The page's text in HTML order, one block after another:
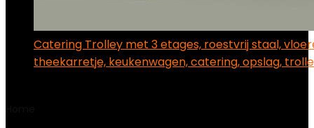
Catering Trolley met 3 etages, roestvrij staal,
theekarretje, keukenwagen, catering, opslag,